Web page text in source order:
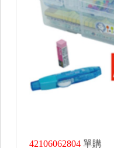
42106062804 單購